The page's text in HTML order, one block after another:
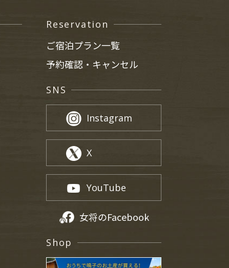
Reservation
ご宿泊プラン一覧
予約確認・キャンセル
SNS
Instagram
X
YouTube
女将のFacebook
Shop